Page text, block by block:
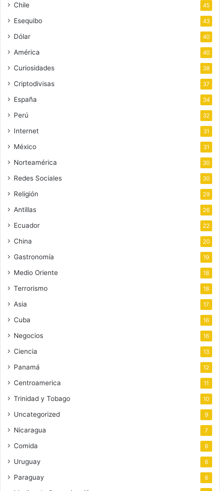
Chile 45
Esequibo 43
Dólar 40
América 40
Curiosidades 38
Criptodivisas 37
España 34
Perú 32
Internet 31
México 31
Norteamérica 30
Redes Sociales 30
Religión 29
Antillas 26
Ecuador 22
China 20
Gastronomía 19
Medio Oriente 18
Terrorismo 18
Asia 17
Cuba 16
Negocios 16
Ciencia 13
Panamá 12
Centroamerica 11
Trinidad y Tobago 10
Uncategorized 9
Nicaragua 7
Comida 6
Uruguay 6
Paraguay 6